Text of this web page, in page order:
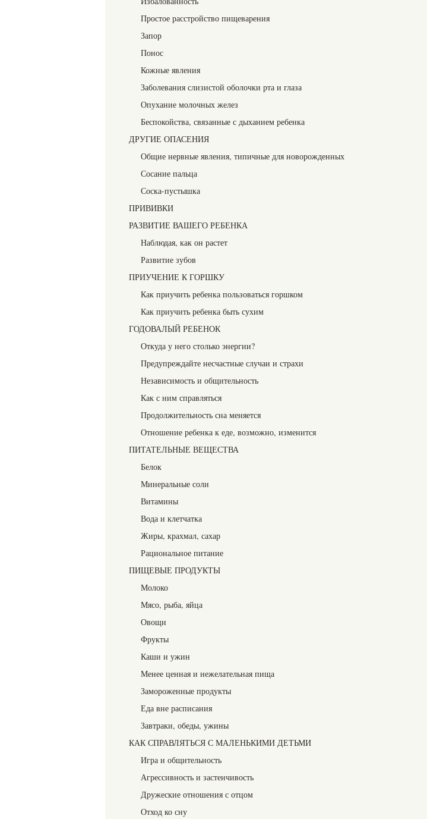
Простое расстройство пищеварения
Запор
Понос
Кожные явления
Заболевания слизистой оболочки рта и глаза
Опухание молочных желез
Беспокойства, связанные с дыханием ребенка
ДРУГИЕ ОПАСЕНИЯ
Общие нервные явления, типичные для новорожденных
Сосание пальца
Соска-пустышка
ПРИВИВКИ
РАЗВИТИЕ ВАШЕГО РЕБЕНКА
Наблюдая, как он растет
Развитие зубов
ПРИУЧЕНИЕ К ГОРШКУ
Как приучить ребенка пользоваться горшком
Как приучить ребенка быть сухим
ГОДОВАЛЫЙ РЕБЕНОК
Откуда у него столько энергии?
Предупреждайте несчастные случаи и страхи
Независимость и общительность
Как с ним справляться
Продолжительность сна меняется
Отношение ребенка к еде, возможно, изменится
ПИТАТЕЛЬНЫЕ ВЕЩЕСТВА
Белок
Минеральные соли
Витамины
Вода и клетчатка
Жиры, крахмал, сахар
Рациональное питание
ПИЩЕВЫЕ ПРОДУКТЫ
Молоко
Мясо, рыба, яйца
Овощи
Фрукты
Каши и ужин
Менее ценная и нежелательная пища
Замороженные продукты
Еда вне расписания
Завтраки, обеды, ужины
КАК СПРАВЛЯТЬСЯ С МАЛЕНЬКИМИ ДЕТЬМИ
Игра и общительность
Агрессивность и застенчивость
Дружеские отношения с отцом
Отход ко сну